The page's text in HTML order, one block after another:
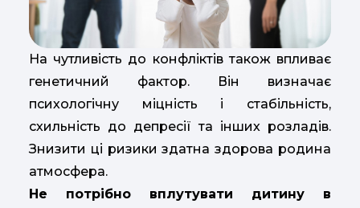
На чутливість до конфліктів також впливає
генетичний фактор. Він визначає
психологічну міцність і стабільність,
схильність до депресії та інших розладів.
Знизити ці ризики здатна здорова родина
атмосфера.
Не потрібно вплутувати дитину в